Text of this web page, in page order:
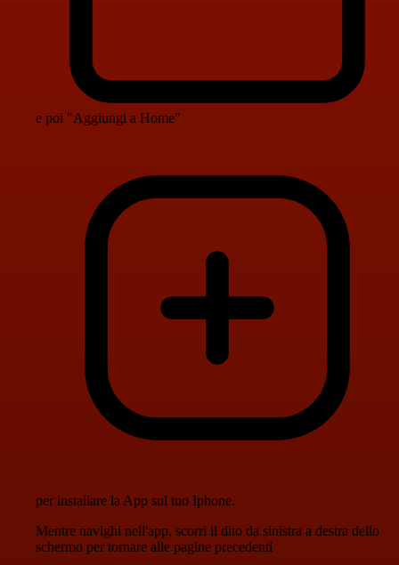
e poi "Aggiungi a Home"
per installare la App sul tuo Iphone.
Mentre navighi nell'app, scorri il dito da sinistra a destra dello
schermo per tornare alle pagine precedenti